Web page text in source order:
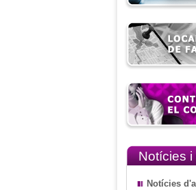
Notícies i
Notícies